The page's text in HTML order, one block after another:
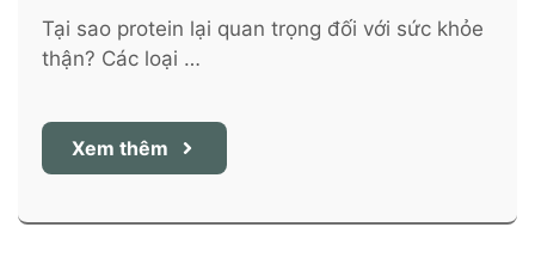
Tại sao protein lại quan trọng đối với sức khỏe
thận? Các loại …
Xem thêm